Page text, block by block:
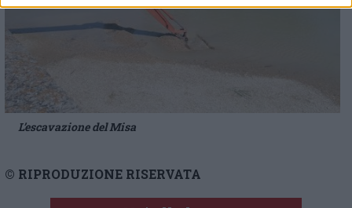
L’escavazione del Misa
© RIPRODUZIONE RISERVATA